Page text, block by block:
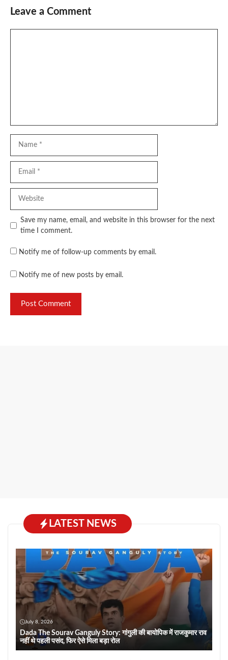
Leave a Comment
Save my name, email, and website in this browser for the next
time I comment.
Notify me of follow-up comments by email.
Notify me of new posts by email.
LATEST NEWS
July 8, 2026
Dada The Sourav Ganguly Story: गांगुली की बायोपिक में राजकुमार राव
नहीं थे पहली पसंद, फिर ऐसे मिला बड़ा रोल